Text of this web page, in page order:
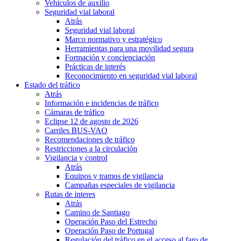
Vehículos de auxilio
Seguridad vial laboral
Atrás
Seguridad vial laboral
Marco normativo y estratégico
Herramientas para una movilidad segura
Formación y concienciación
Prácticas de interés
Reconocimiento en seguridad vial laboral
Estado del tráfico
Atrás
Información e incidencias de tráfico
Cámaras de tráfico
Eclipse 12 de agosto de 2026
Carriles BUS-VAO
Recomendaciones de tráfico
Restricciones a la circulación
Vigilancia y control
Atrás
Equipos y tramos de vigilancia
Campañas especiales de vigilancia
Rutas de interes
Atrás
Camino de Santiago
Operación Paso del Estrecho
Operación Paso de Portugal